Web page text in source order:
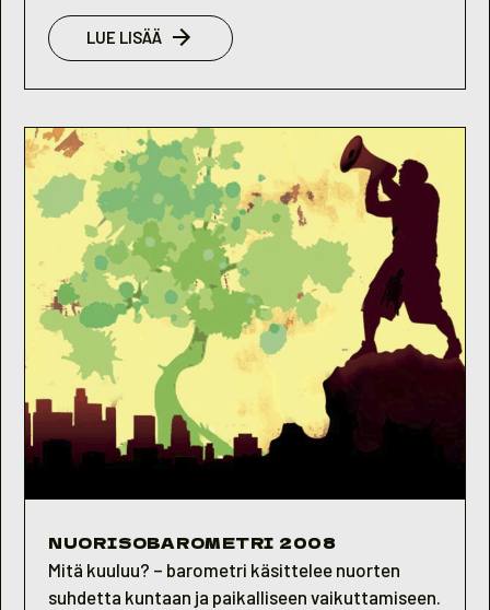
LUE LISÄÄ:
NUORISOBAROMETRI
NUORISOBAROMETRI 2008
Mitä kuuluu? – barometri käsittelee nuorten
suhdetta kuntaan ja paikalliseen vaikuttamiseen.